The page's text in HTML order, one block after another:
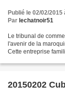
Publié le 02/02/2015
Par lechatnoir51
Le tribunal de
l'avenir de la
Cette entreprise
20150202